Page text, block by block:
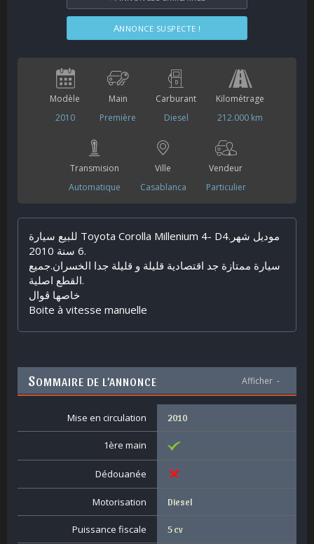
ANNONCE SUSPECTE !
Modèle
2010
Main
Première
Carburant
Diesel
Kilométrage
212.000 km
Transmision
Automatique
Ville
Casablanca
Vendeur
Particulier
للبيع سيارة Toyota Corolla Millenium 4- D4.موديل شهر
6 سنة 2010.
سيارة ممتازة جد اقتصادية قليلة و قليلة جدا الخسران.جميع
القطع اصلية.
خاصها ڤوال
Boite à vitesse manuelle
SOMMAIRE DE L’ANNONCE Afficher -
Mise en circulation 2010
1ère main
Dédouanée
Motorisation Diesel
Puissance fiscale 5 cv